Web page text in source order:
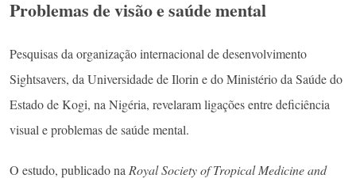
Problemas de visão e saúde mental
Pesquisas da organização internacional de desenvolvimento
Sightsavers, da Universidade de Ilorin e do Ministério da Saúde do
Estado de Kogi, na Nigéria, revelaram ligações entre deficiência
visual e problemas de saúde mental.
O estudo, publicado naRoyal Society of Tropical Medicine and